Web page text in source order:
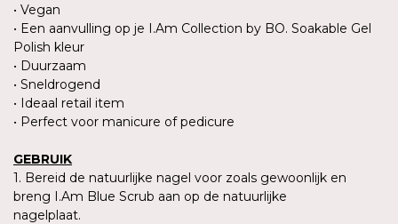
• Vegan
• Een aanvulling op je I.Am Collection by BO. Soakable Gel
Polish kleur
• Duurzaam
• Sneldrogend
• Ideaal retail item
• Perfect voor manicure of pedicure
GEBRUIK
1. Bereid de natuurlijke nagel voor zoals gewoonlijk en
breng I.Am Blue Scrub aan op de natuurlijke
nagelplaat.